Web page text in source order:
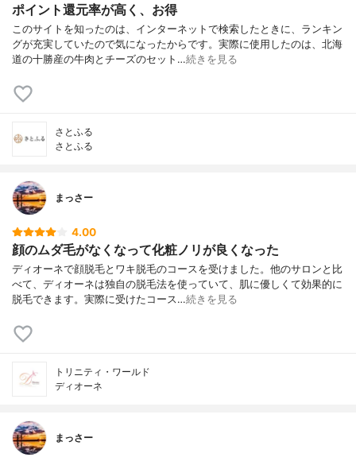
ポイント還元率が高く、お得
このサイトを知ったのは、インターネットで検索したときに、ランキン
グが充実していたので気になったからです。実際に使用したのは、北海
道の十勝産の牛肉とチーズのセット…続きを見る
さとふる
さとふる
まっさー
4.00
顔のムダ毛がなくなって化粧ノリが良くなった
ディオーネで顔脱毛とワキ脱毛のコースを受けました。他のサロンと比
べて、ディオーネは独自の脱毛法を使っていて、肌に優しくて効果的に
脱毛できます。実際に受けたコース…続きを見る
トリニティ・ワールド
ディオーネ
まっさー